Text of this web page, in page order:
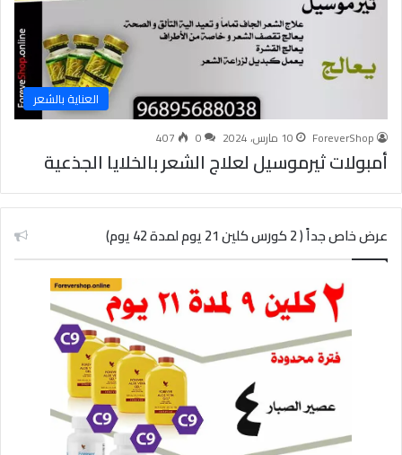
العناية بالشعر
ForeverShop 10 مارس، 2024 0
407
أمبولات ثيرموسيل لعلاج الشعر بالخلايا الجذعية
عرض خاص جداً ( 2 كورس كلين 21 يوم لمدة 42 يوم)